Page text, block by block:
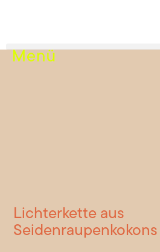
Lichterkette aus
Seidenraupenkokons